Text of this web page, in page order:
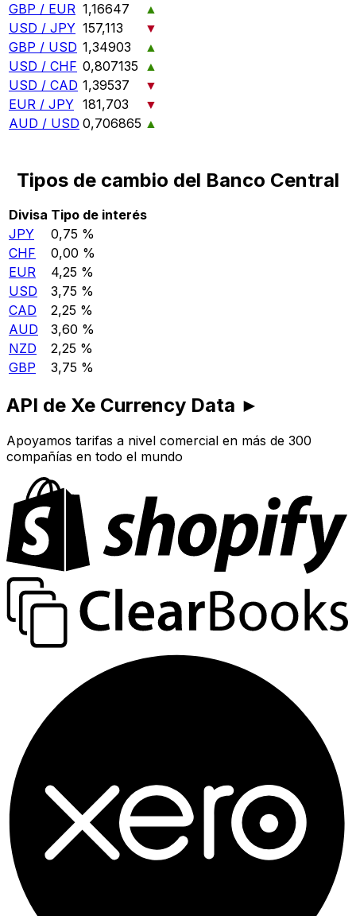
GBP / EUR 1,16647
▲
USD / JPY 157,113
▼
GBP / USD 1,34903
▲
USD / CHF 0,807135 ▲
USD / CAD 1,39537
▼
EUR / JPY 181,703
▼
AUD / USD 0,706865 ▲
Tipos de cambio del Banco Central
Divisa Tipo de interés
JPY
0,75 %
CHF
0,00 %
EUR
4,25 %
USD
3,75 %
CAD
2,25 %
AUD
3,60 %
NZD
2,25 %
GBP
3,75 %
API de Xe Currency Data ►
Apoyamos tarifas a nivel comercial en más de 300
compañías en todo el mundo